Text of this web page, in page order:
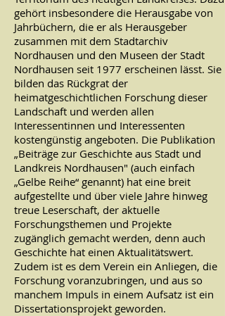
gehört insbesondere die Herausgabe von
Jahrbüchern, die er als Herausgeber
zusammen mit dem Stadtarchiv
Nordhausen und den Museen der Stadt
Nordhausen seit 1977 erscheinen lässt. Sie
bilden das Rückgrat der
heimatgeschichtlichen Forschung dieser
Landschaft und werden allen
Interessentinnen und Interessenten
kostengünstig angeboten. Die Publikation
„Beiträge zur Geschichte aus Stadt und
Landkreis Nordhausen" (auch einfach
„Gelbe Reihe“ genannt) hat eine breit
aufgestellte und über viele Jahre hinweg
treue Leserschaft, der aktuelle
Forschungsthemen und Projekte
zugänglich gemacht werden, denn auch
Geschichte hat einen Aktualitätswert.
Zudem ist es dem Verein ein Anliegen, die
Forschung voranzubringen, und aus so
manchem Impuls in einem Aufsatz ist ein
Dissertationsprojekt geworden.